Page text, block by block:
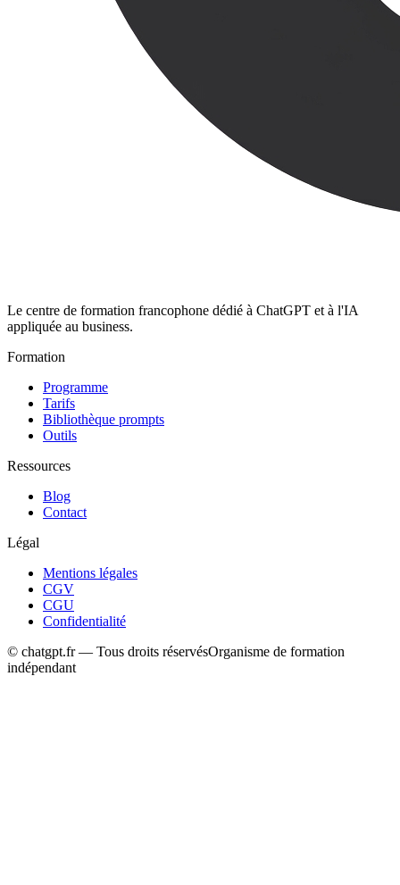
Le centre de formation francophone dédié à ChatGPT et à l'IA
appliquée au business.
Formation
Programme
Tarifs
Bibliothèque prompts
Outils
Ressources
Blog
Contact
Légal
Mentions légales
CGV
CGU
Confidentialité
© chatgpt.fr — Tous droits réservésOrganisme de formation
indépendant